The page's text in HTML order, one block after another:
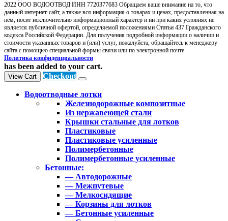
2022 ООО ВОДООТВОД ИНН 7720377683 Обращаем ваше внимание на то, что
данный интернет-сайт, а также вся информация о товарах и ценах, предоставленная на
нём, носит исключительно информационный характер и ни при каких условиях не
является публичной офертой, определяемой положениями Статьи 437 Гражданского
кодекса Российской Федерации. Для получения подробной информации о наличии и
стоимости указанных товаров и (или) услуг, пожалуйста, обращайтесь к менеджеру
сайта с помощью специальной формы связи или по электронной почте.
Политика конфиденциальности
has been added to your cart.
View Cart Checkout
Водоотводные лотки
Железнодорожные композитные
Из нержавеющей стали
Крышки стальные для лотков
Пластиковые
Пластиковые усиленные
Полимербетонные
Полимербетонные усиленные
Бетонные:
— Автодорожные
— Межпутевые
— Мелкосидящие
— Корзины для лотков
— Бетонные усиленные